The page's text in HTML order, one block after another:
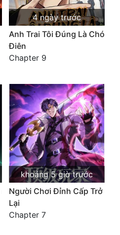
4 ngày trước
Anh Trai Tôi Đúng Là Chó
Điên
Chapter 9
khoảng 5 giờ trước
Người Chơi Đỉnh Cấp Trở
Lại
Chapter 7